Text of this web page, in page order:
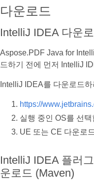
다운로드
IntelliJ IDEA 다운
Aspose.PDF Java for
드하기 전에 먼저 IntelliJ
IntelliJ IDEA를 다운로드하
https://
실행 중인 OS를 선택
UE 또는 CE 다운로
IntelliJ IDEA 플러
운로드 (Maven)